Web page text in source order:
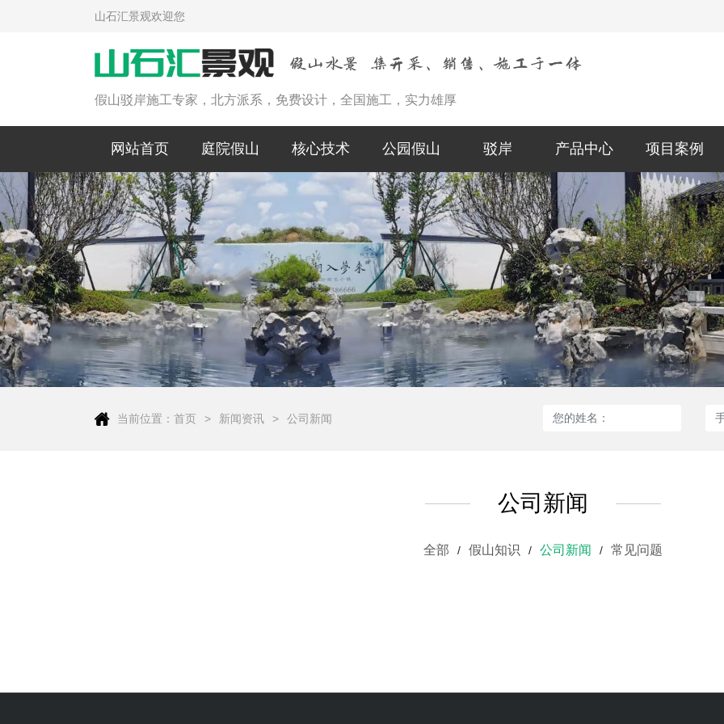
山石汇景观欢迎您
假山驳岸施工专家，北方派系，免费设计，全国施工，实力雄厚
网站首页 庭院假山 核心技术 公园假山 驳岸 产品中心 项目案例
当前位置： 首页 新闻资讯 公司新闻
公司新闻
全部 假山知识 公司新闻 常见问题